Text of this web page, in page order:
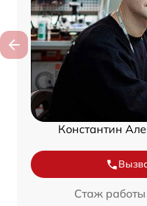
Константин
Стаж